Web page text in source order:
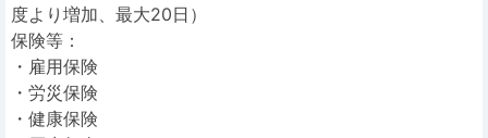
度より増加、最大20日）
保険等：
・雇用保険
・労災保険
・健康保険